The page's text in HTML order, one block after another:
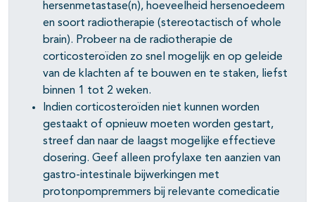
hersenmetastase(n), hoeveelheid hersenoedeem
en soort radiotherapie (stereotactisch of whole
brain). Probeer na de radiotherapie de
corticosteroïden zo snel mogelijk en op geleide
van de klachten af te bouwen en te staken, liefst
binnen 1 tot 2 weken.
Indien corticosteroïden niet kunnen worden
gestaakt of opnieuw moeten worden gestart,
streef dan naar de laagst mogelijke effectieve
dosering. Geef alleen profylaxe ten aanzien van
gastro-intestinale bijwerkingen met
protonpompremmers bij relevante comedicatie